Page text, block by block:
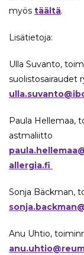
myös täältä.
Lisätietoja:
Ulla Suvanto,
suolistosairaudet
Paula Hellemaa,
astmaliitto
allergia.fi
Sonja Bäckman,
Anu Uhtio,